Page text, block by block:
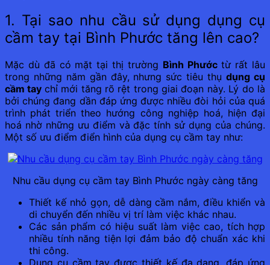
1. Tại sao nhu cầu sử dụng dụng cụ
cầm tay tại Bình Phước tăng lên cao?
Mặc dù đã có mặt tại thị trường Bình Phướctừ rất lâu
trong những năm gần đây, nhưng sức tiêu thụdụng cụ
cầm tay chỉ mới tăng rõ rệt trong giai đoạn này. Lý do là
bởi chúng đang dần đáp ứng được nhiều đòi hỏi của quá
trình phát triển theo hướng công nghiệp hoá, hiện đại
hoá nhờ những ưu điểm và đặc tính sử dụng của chúng.
Một số ưu điểm điển hình của dụng cụ cầm tay như:
Nhu cầu dụng cụ cầm tay Bình Phước ngày càng tăng
Thiết kế nhỏ gọn, dễ dàng cầm nắm, điều khiển và
di chuyển đến nhiều vị trí làm việc khác nhau.
Các sản phẩm có hiệu suất làm việc cao, tích hợp
nhiều tính năng tiện lợi đảm bảo độ chuẩn xác khi
thi công.
Dụng cụ cầm tay được thiết kế đa dạng, đáp ứng